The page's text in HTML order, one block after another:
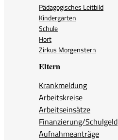
Pädagogisches Leitbild
Kindergarten
Schule
Hort
Zirkus Morgenstern
Eltern
Krankmeldung
Arbeitskreise
Arbeitseinsätze
Finanzierung/Schulgeld
Aufnahmeanträge